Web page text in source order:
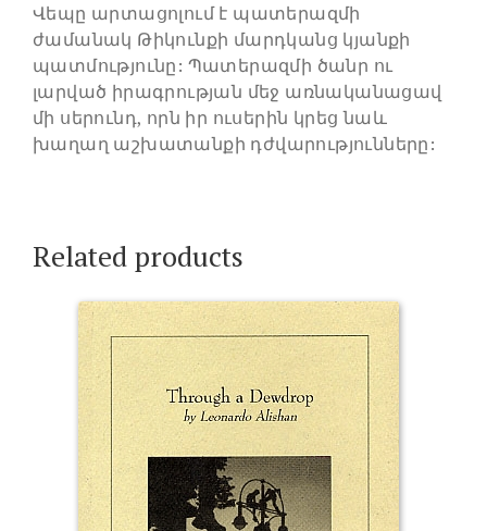
Վեպը արտացոլում է պատերազմի
ժամանակ Թիկունքի մարդկանց կյանքի
պատմությունը: Պատերազմի ծանր ու
լարված իրագրության մեջ առնականացավ
մի սերունդ, որն իր ուսերին կրեց նաև
խաղաղ աշխատանքի դժվարությունները:
Related products